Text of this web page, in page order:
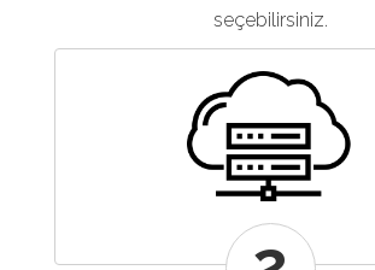
seçebilirsiniz.